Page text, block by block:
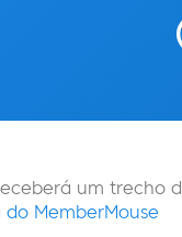
um trecho
MemberMouse